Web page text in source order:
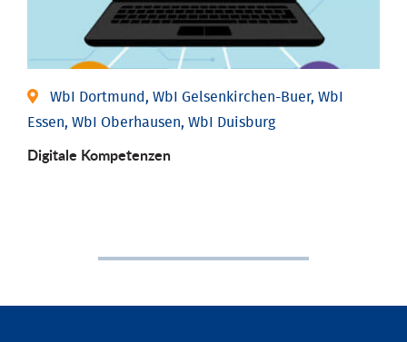
WbI Dortmund, WbI Gelsenkirchen-Buer, WbI
Essen, WbI Oberhausen, WbI Duisburg
Digitale Kompetenzen